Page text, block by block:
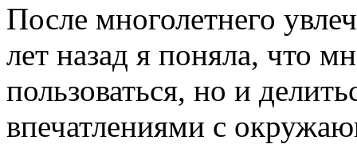
После многолетнего
лет назад я поняла, что
пользоваться, но и
впечатлениями с